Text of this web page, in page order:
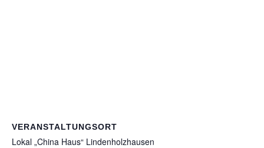
VERANSTALTUNGSORT
Lokal „China Haus“ Lindenholzhausen